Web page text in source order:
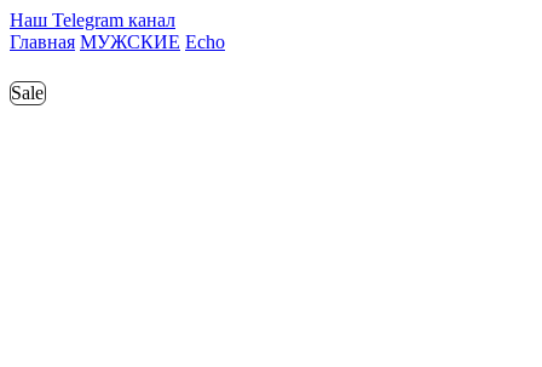
Наш Telegram канал
Главная МУЖСКИЕ Echo
Sale